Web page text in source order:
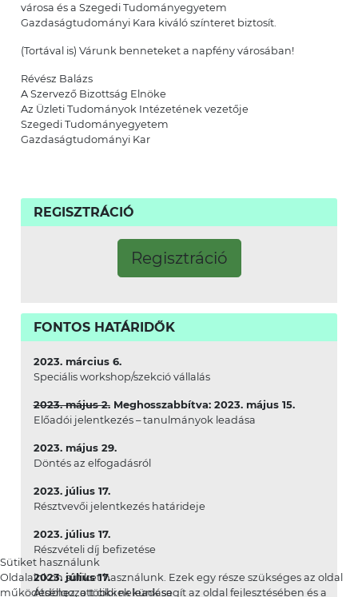
városa és a Szegedi Tudományegyetem
Gazdaságtudományi Kara kiváló színteret biztosít.
(Tortával is) Várunk benneteket a napfény városában!
Révész Balázs
A Szervező Bizottság Elnöke
Az Üzleti Tudományok Intézetének vezetője
Szegedi Tudományegyetem
Gazdaságtudományi Kar
REGISZTRÁCIÓ
Regisztráció
FONTOS HATÁRIDŐK
2023. március 6.
Speciális workshop/szekció vállalás
2023. május 2.Meghosszabbítva: 2023. május 15.
Előadói jelentkezés – tanulmányok leadása
2023. május 29.
Döntés az elfogadásról
2023. július 17.
Résztvevői jelentkezés határideje
2023. július 17.
Részvételi díj befizetése
2023. július 17.
Átdolgozott cikkek leadása
Sütiket használunk
Oldalainkon sütiket használunk. Ezek egy része szükséges az oldal
működéséhez, a többi nekünk segít az oldal fejlesztésében és a